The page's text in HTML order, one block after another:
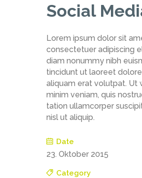
Social
Lorem ipsum dolor sit
consectetuer adipiscing
diam nonummy nibh
tincidunt ut laoreet
aliquam erat volutpat. Ut
minim veniam, quis
tation ullamcorper
nisl ut aliquip.
Date
23. Oktober 2015
Category